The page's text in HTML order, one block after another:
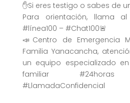
✋Si eres testigo o sabes de
Para orientación, llama al
#línea100 – #Chat100🚨
📣Centro de Emergencia
Familia Yanacancha,
un equipo especializado
familiar #24horas
#LlamadaConfidencial